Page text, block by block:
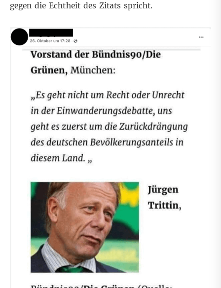
gegen die Echtheit des Zitats spricht.